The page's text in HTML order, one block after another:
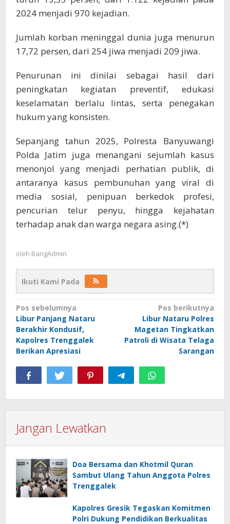
2024 menjadi 970 kejadian.
Jumlah korban meninggal dunia juga menurun
17,72 persen, dari 254 jiwa menjadi 209 jiwa.
Penurunan ini dinilai sebagai hasil dari
peningkatan kegiatan preventif, edukasi
keselamatan berlalu lintas, serta penegakan
hukum yang konsisten.
Sepanjang tahun 2025, Polresta Banyuwangi
Polda Jatim juga menangani sejumlah kasus
menonjol yang menjadi perhatian publik, di
antaranya kasus pembunuhan yang viral di
media sosial, penipuan berkedok profesi,
pencurian telur penyu, hingga kejahatan
terhadap anak dan warga negara asing.(*)
oleh BangAdmin
Ikuti Kami Pada
Navigasi
pos
Pos sebelumnya
Libur Panjang Nataru
Berakhir Kondusif,
Kapolres Trenggalek
Berikan Apresiasi
Pos berikutnya
Libur Nataru Polres
Magetan Tingkatkan
Patroli di Wisata Telaga
Sarangan
Jangan Lewatkan
Doa Bersama dan Khotmil Quran
Sambut Ulang Tahun Anggota Polres
Trenggalek
Kapolres Gresik Tegaskan Komitmen
Polri Dukung Pendidikan Berkualitas